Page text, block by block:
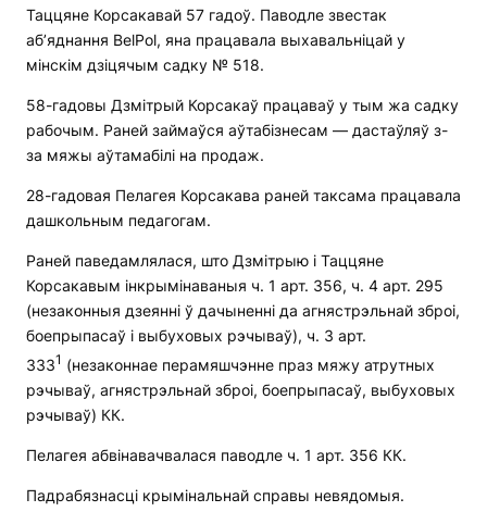
Таццяне Корсакавай 57 гадоў. Паводле звестак
аб’яднання BelPol, яна працавала выхавальніцай у
мінскім дзіцячым садку № 518.
58-гадовы Дзмітрый Корсакаў працаваў у тым жа садку
рабочым. Раней займаўся аўтабізнесам — дастаўляў з-
за мяжы аўтамабілі на продаж.
28-гадовая Пелагея Корсакава раней таксама працавала
дашкольным педагогам.
Раней паведамлялася, што Дзмітрыю і Таццяне
Корсакавым інкрымінаваныя ч. 1 арт. 356, ч. 4 арт. 295
(незаконныя дзеянні ў дачыненні да агнястрэльнай зброі,
боепрыпасаў і выбуховых рэчываў), ч. 3 арт.
3331 (незаконнае перамяшчэнне праз мяжу атрутных
рэчываў, агнястрэльнай зброі, боепрыпасаў, выбуховых
рэчываў) КК.
Пелагея абвінавачвалася паводле ч. 1 арт. 356 КК.
Падрабязнасці крымінальнай справы невядомыя.